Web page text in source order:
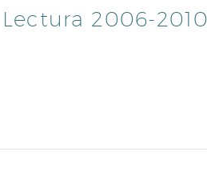
2006-2010